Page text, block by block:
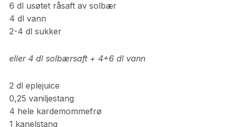
6 dl usøtet råsaft av solbær
4 dl vann
2-4 dl sukker
eller 4 dl solbærsaft + 4+6 dl vann
2 dl eplejuice
0,25 vaniljestang
4 hele kardemommefrø
1 kanelstang